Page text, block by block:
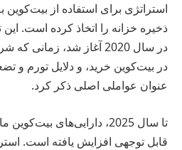
استراتژی برای استفاده از بیت‌کوین
ذخیره خزانه را اتخاذ کرده است. این
در بیت‌کوین خرید، و دلایل تورم و
عنوان عواملی اصلی ذکر کرد.
تا سال 2025، دارایی‌های
قابل توجهی افزایش یافته است.